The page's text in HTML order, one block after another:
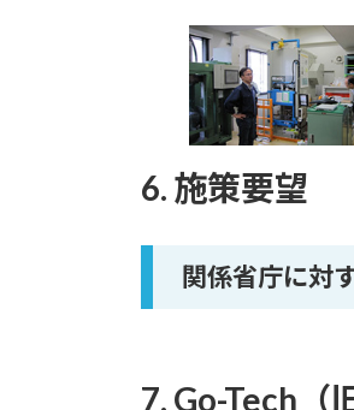
6. 施策要望
関係省庁に対
7. Go-Tech（